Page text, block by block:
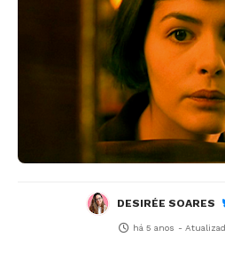
DESIRÉE SOARES
há 5 anos -